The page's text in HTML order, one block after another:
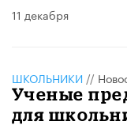
11 декабря
ШКОЛЬНИКИ //
Ученые
для